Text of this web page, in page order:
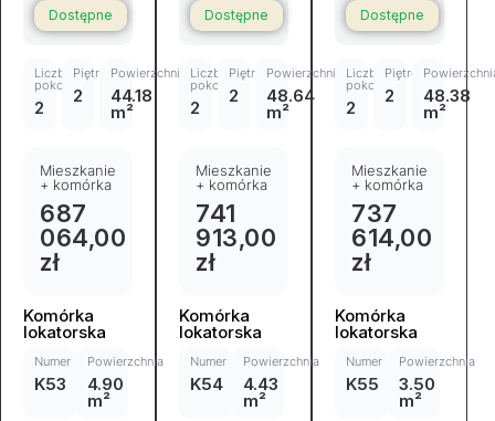
Dostępne
Liczba
pokoi
2
Piętro
2
Powierzchnia
44.18
m²
Mieszkanie
+ komórka
687
064,00
zł
Komórka
lokatorska
Numer
K53
Powierzchnia
4.90
m²
Dostępne
Liczba
pokoi
2
Piętro
2
Powierzchnia
48.64
m²
Mieszkanie
+ komórka
741
913,00
zł
Komórka
lokatorska
Numer
K54
Powierzchnia
4.43
m²
Dostępne
Liczba
pokoi
2
Piętro
2 48.38
m²
Mieszkanie
+ komórka
737
614,00
zł
Komórka
lokatorska
Numer
K55
Powierzchnia
3.50
m²